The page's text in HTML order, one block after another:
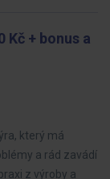
+ bonus a
který má
a rád zavádí
z výroby a